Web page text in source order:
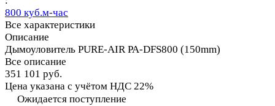
800 куб.м-час
Все характеристики
Описание
Дымоуловитель PURE-AIR PA-DFS800 (150mm)
Все описание
351 101 руб.
Цена указана с учётом НДС 22%
Ожидается поступление